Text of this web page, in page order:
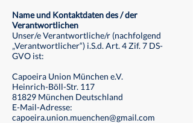
Name und Kontaktdaten des / der
Verantwortlichen
Unser/e Verantwortliche/r (nachfolgend
„Verantwortlicher“) i.S.d. Art. 4 Zif. 7 DS-
GVO ist:
Capoeira Union München e.V.
Heinrich-Böll-Str. 117
81829 München Deutschland
E-Mail-Adresse:
capoeira.union.muenchen@gmail.com